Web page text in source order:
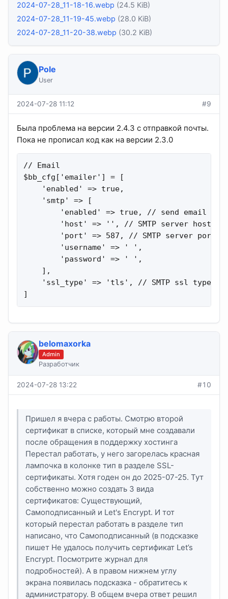
2024-07-28_11-18-16.webp (24.5 KiB)
2024-07-28_11-19-45.webp (28.0 KiB)
2024-07-28_11-20-38.webp (30.2 KiB)
Pole
User
2024-07-28 11:12 #9
Была проблема на версии 2.4.3 с отправкой почты.
Пока не прописал код как на версии 2.3.0
// Email
$bb_cfg['emailer'] = [
    'enabled' => true,
    'smtp' => [
'enabled' => true, // send email
        'host' => '', // SMTP server host
        'port' => 587, // SMTP server port
        'username' => ' ',
        'password' => ' ',
    ],
'ssl_type' => 'tls', // SMTP ssl type
]
belomaxorka
Admin
Разработчик
2024-07-28 13:22 #10
Пришел я вчера с работы. Смотрю второй
сертификат в списке, который мне создавали
после обращения в поддержку хостинга
Перестал работать, у него загорелась красная
лампочка в колонке тип в разделе SSL-
сертификаты. Хотя годен он до 2025-07-25. Тут
собственно можно создать 3 вида
сертификатов: Существующий,
Самоподписанный и Let's Encrypt. И тот
который перестал работать в разделе тип
написано, что Самоподписанный (в подсказке
пишет Не удалось получить сертификат Let’s
Encrypt. Посмотрите журнал для
подробностей). А в правом нижнем углу
экрана появилась подсказка - обратитесь к
администратору. В общем вчера ответ решил